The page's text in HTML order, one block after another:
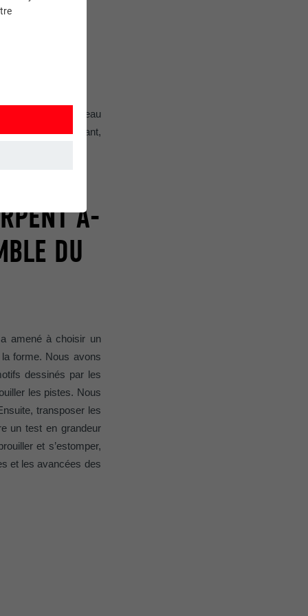
dans un nouveau
un bâtiment élégant,
A-
DU
amené à choisir un
la forme. Nous avons
dessinés par les
les pistes. Nous
transposer les
un test en grandeur
et s’estomper,
et les avancées des
les
qui
l'outil
le site
les
cela les
des
la langue
affichés